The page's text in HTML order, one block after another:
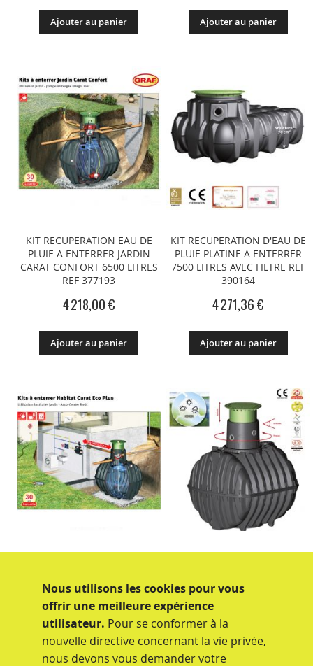
Nous utilisons les cookies pour vous
offrir une meilleure expérience
utilisateur. Pour se conformer à la
nouvelle directive concernant la vie privée,
nous devons vous demander votre
Ajouter au panier Ajouter au panier
KIT RECUPERATION EAU DE
PLUIE A ENTERRER JARDIN
CARAT CONFORT 6500 LITRES
REF 377193
4 218,00 €
Ajouter au panier
KIT RECUPERATION D'EAU DE
PLUIE PLATINE A ENTERRER
7500 LITRES AVEC FILTRE REF
390164
4 271,36 €
Ajouter au panier
CARAT ECO PLUS 3750 LITRES
REF 377150
4 590,56 €
10000 LITRES AVEC FILTRE REF
4 698,08 €